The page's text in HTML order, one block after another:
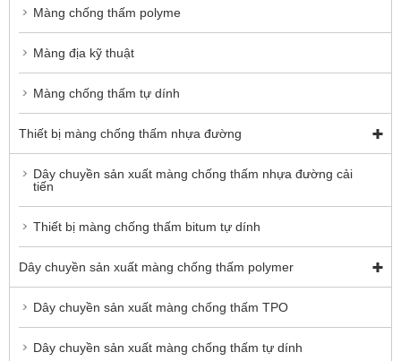
Màng chống thấm polyme
Màng địa kỹ thuật
Màng chống thấm tự dính
Thiết bị màng chống thấm nhựa đường
Dây chuyền sản xuất màng chống thấm nhựa đường cải
tiến
Thiết bị màng chống thấm bitum tự dính
Dây chuyền sản xuất màng chống thấm polymer
Dây chuyền sản xuất màng chống thấm TPO
Dây chuyền sản xuất màng chống thấm tự dính